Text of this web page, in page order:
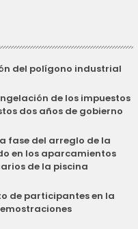
del polígono industrial
de los impuestos
dos años de gobierno
fase del arreglo de la
en los aparcamientos
de la piscina
de participantes en la